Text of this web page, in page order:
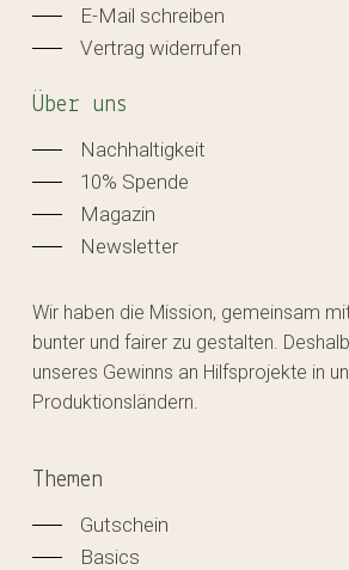
E-Mail schreiben
Vertrag widerrufen
Über uns
Nachhaltigkeit
10% Spende
Magazin
Newsletter
Wir haben die Mission, gemeinsam
bunter und fairer zu gestalten.
unseres Gewinns an Hilfsprojekte in
Produktionsländern.
Themen
Gutschein
Basics